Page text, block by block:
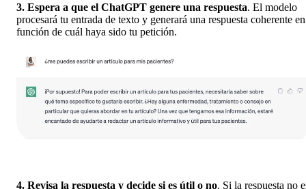
3. Espera a que el ChatGPT genere una respuesta. El modelo
procesará tu entrada de texto y generará una respuesta coherente en
función de cuál haya sido tu petición.
4. Revisa la respuesta y decide si es útil o no. Si la respuesta no